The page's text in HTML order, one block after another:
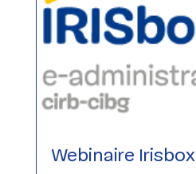
Webinaire Irisbox